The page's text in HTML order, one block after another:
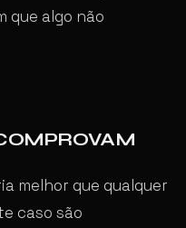
que algo não
melhor que qualquer
caso são